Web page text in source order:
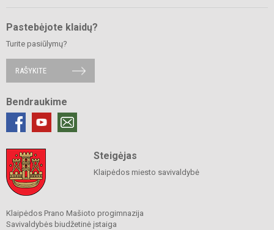
Pastebėjote klaidų?
Turite pasiūlymų?
RAŠYKITE
Bendraukime
Steigėjas
Klaipėdos miesto savivaldybė
Klaipėdos Prano Mašioto progimnazija
Savivaldybės biudžetinė įstaiga